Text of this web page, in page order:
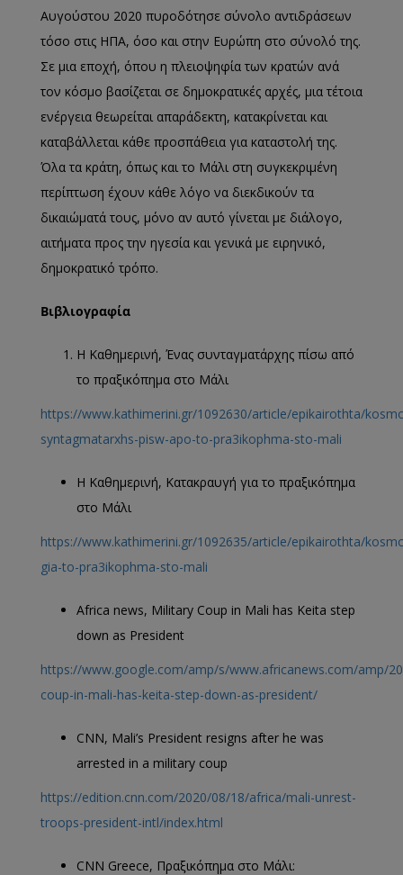
Αυγούστου 2020 πυροδότησε σύνολο αντιδράσεων
τόσο στις ΗΠΑ, όσο και στην Ευρώπη στο σύνολό της.
Σε μια εποχή, όπου η πλειοψηφία των κρατών ανά
τον κόσμο βασίζεται σε δημοκρατικές αρχές, μια τέτοια
ενέργεια θεωρείται απαράδεκτη, κατακρίνεται και
καταβάλλεται κάθε προσπάθεια για καταστολή της.
Όλα τα κράτη, όπως και το Μάλι στη συγκεκριμένη
περίπτωση έχουν κάθε λόγο να διεκδικούν τα
δικαιώματά τους, μόνο αν αυτό γίνεται με διάλογο,
αιτήματα προς την ηγεσία και γενικά με ειρηνικό,
δημοκρατικό τρόπο.
Βιβλιογραφία
Η Καθημερινή, Ένας συνταγματάρχης πίσω από
το πραξικόπημα στο Μάλι
https://www.kathimerini.gr/1092630/article/epikairothta/
syntagmatarxhs-pisw-apo-to-pra3ikophma-sto-mali
Η Καθημερινή, Κατακραυγή για το πραξικόπημα
στο Μάλι
https://www.kathimerini.gr/1092635/article/epikairothta/
gia-to-pra3ikophma-sto-mali
Africa news, Military Coup in Mali has Keita step
down as President
https://www.google.com/amp/s/www.africanews.com/amp/
coup-in-mali-has-keita-step-down-as-president/
CNN, Mali’s President resigns after he was
arrested in a military coup
https://edition.cnn.com/2020/08/18/africa/mali-unrest-
troops-president-intl/index.html
CNN Greece, Πραξικόπημα στο Μάλι: